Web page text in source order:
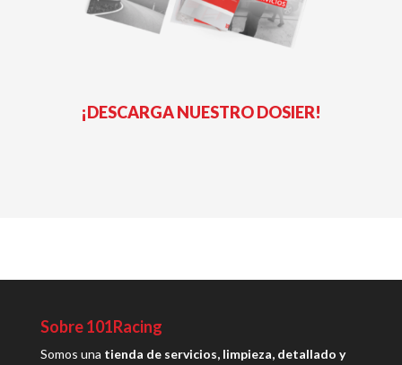
¡DESCARGA NUESTRO DOSIER!
Sobre 101Racing
Somos una tienda de servicios, limpieza, detallado y